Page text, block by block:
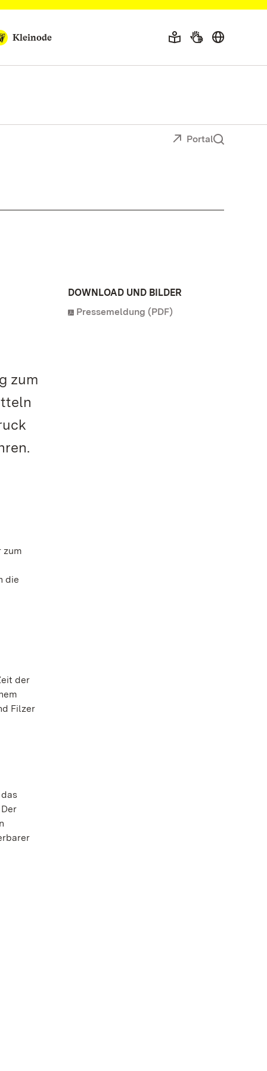
Kleinode
Portal
zum
zum
die
der
Filzer
DOWNLOAD UND BILDER
Pressemeldung (PDF)